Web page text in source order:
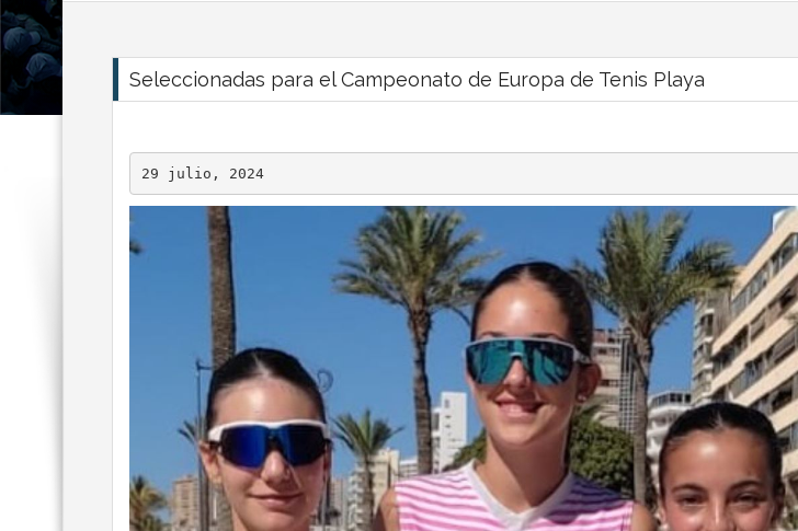
Seleccionadas para el Campeonato de Europa de Tenis Playa
29 julio, 2024